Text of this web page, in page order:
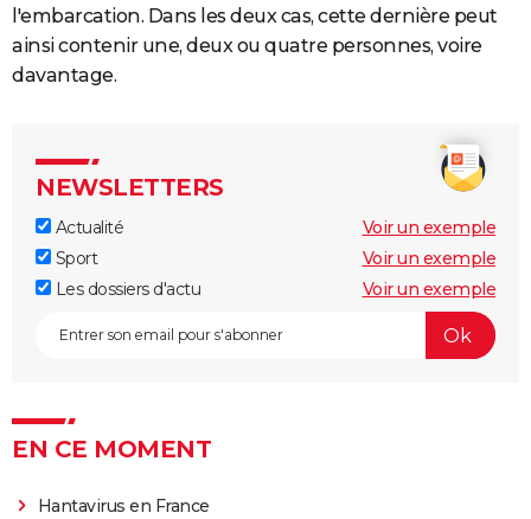
l'embarcation. Dans les deux cas, cette dernière peut
ainsi contenir une, deux ou quatre personnes, voire
davantage.
NEWSLETTERS
Actualité
Voir un exemple
Sport
Voir un exemple
Les dossiers d'actu
Voir un exemple
EN CE MOMENT
Hantavirus en France